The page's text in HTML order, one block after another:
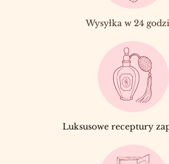
Wysyłka w 24
Luksusowe receptury